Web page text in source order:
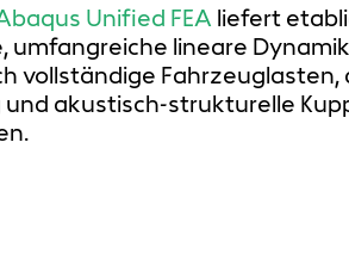
Unified FEA liefert
umfangreiche lineare
vollständige
und akustisch-strukturelle